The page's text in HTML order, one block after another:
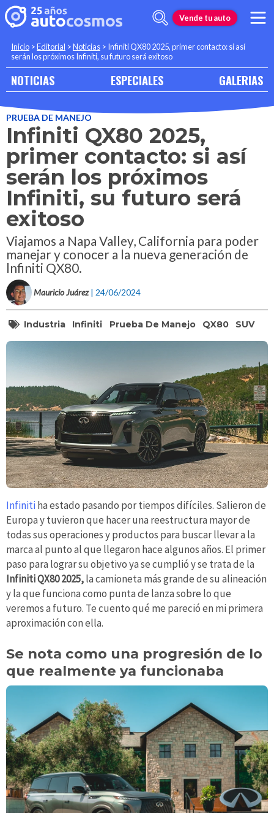
Vende tu auto
Inicio >Editorial >Noticias > Infiniti QX80 2025, primer contacto: si así
serán los próximos Infiniti, su futuro será exitoso
NOTICIAS ESPECIALES GALERIAS
PRUEBA DE MANEJO
Infiniti QX80 2025,
primer contacto: si así
serán los próximos
Infiniti, su futuro será
exitoso
Viajamos a Napa Valley, California para poder
manejar y conocer a la nueva generación de
lnfiniti QX80.
Mauricio Juárez | 24/06/2024
Industria Infiniti Prueba De Manejo QX80 SUV
Infinitiha estado pasando por tiempos difíciles. Salieron de
Europa y tuvieron que hacer una reestructura mayor de
todas sus operaciones y productos para buscar llevar a la
marca al punto al que llegaron hace algunos años. El primer
paso para lograr su objetivo ya se cumplió y se trata de la
Infiniti QX80 2025,la camioneta más grande de su alineación
y la que funciona como punta de lanza sobre lo que
veremos a futuro. Te cuento qué me pareció en mi primera
aproximación con ella.
Se nota como una progresión de lo
que realmente ya funcionaba